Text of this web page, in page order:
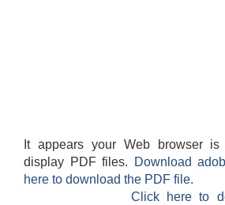
It appears your Web browser
display PDF files.
Download
here to download the PDF file.
Click here to